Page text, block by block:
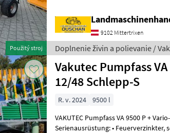
Použitý stroj
9102 Mittertrixen
Doplnenie živin a polievanie /
Vakutec Pumpfass
12/48 Schlepp-S
R. v. 2024
9500 l
VAKUTEC Pumpfass VA 9500 P +
Serienausrüstung: • Feuerverzinkter, selbsttragender, gesickter